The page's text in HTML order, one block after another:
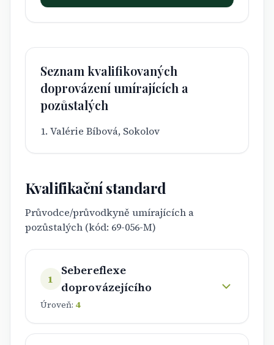
Seznam kvalifikovaných
doprovázení umírajících a
pozůstalých
1. Valérie Bíbová, Sokolov
Kvalifikační standard
Průvodce/průvodkyně umírajících a
pozůstalých (kód: 69-056-M)
1
Sebereflexe
doprovázejícího
Úroveň: 4